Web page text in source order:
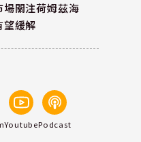
場關注荷姆茲海
望緩解
YoutubePodcast